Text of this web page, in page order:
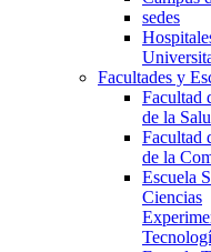
sedes
Facultades y
Facultad
de la
Facultad
de la
Escuela
Ciencias